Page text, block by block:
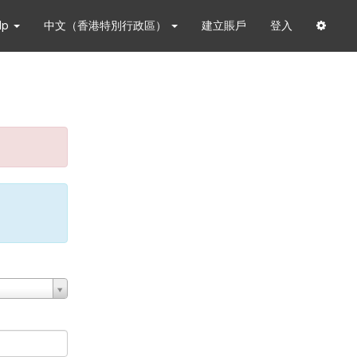
中文（香港特別行政區） 建立賬戶 登入